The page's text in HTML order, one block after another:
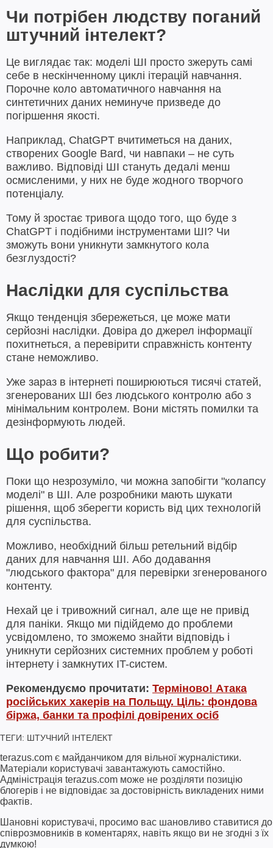
Чи потрібен людству поганий
штучний інтелект?
Це виглядає так: моделі ШІ просто зжеруть самі
себе в нескінченному циклі ітерацій навчання.
Порочне коло автоматичного навчання на
синтетичних даних неминуче призведе до
погіршення якості.
Наприклад, ChatGPT вчитиметься на даних,
створених Google Bard, чи навпаки – не суть
важливо. Відповіді ШІ стануть дедалі менш
осмисленими, у них не буде жодного творчого
потенціалу.
Тому й зростає тривога щодо того, що буде з
ChatGPT і подібними інструментами ШІ? Чи
зможуть вони уникнути замкнутого кола
безглуздості?
Наслідки для суспільства
Якщо тенденція збережеться, це може мати
серйозні наслідки. Довіра до джерел інформації
похитнеться, а перевірити справжність контенту
стане неможливо.
Уже зараз в інтернеті поширюються тисячі статей,
згенерованих ШІ без людського контролю або з
мінімальним контролем. Вони містять помилки та
дезінформують людей.
Що робити?
Поки що незрозуміло, чи можна запобігти "колапсу
моделі" в ШІ. Але розробники мають шукати
рішення, щоб зберегти користь від цих технологій
для суспільства.
Можливо, необхідний більш ретельний відбір
даних для навчання ШІ. Або додавання
"людського фактора" для перевірки згенерованого
контенту.
Нехай це і тривожний сигнал, але ще не привід
для паніки. Якщо ми підійдемо до проблеми
усвідомлено, то зможемо знайти відповідь і
уникнути серйозних системних проблем у роботі
інтернету і замкнутих IT-систем.
Рекомендуємо прочитати: Терміново! Атака
російських хакерів на Польщу. Ціль: фондова
біржа, банки та профілі довірених осіб
ТЕГИ: ШТУЧНИЙ ІНТЕЛЕКТ
terazus.com є майданчиком для вільної журналістики.
Матеріали користувачі завантажують самостійно.
Адміністрація terazus.com може не розділяти позицію
блогерів і не відповідає за достовірність викладених ними
фактів.
Шановні користувачі, просимо вас шановливо ставитися до
співрозмовників в коментарях, навіть якщо ви не згодні з їх
думкою!